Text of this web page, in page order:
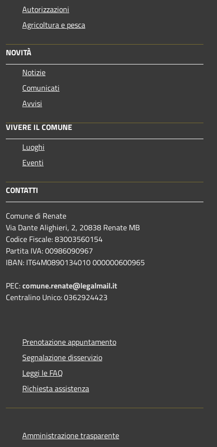
Autorizzazioni
Agricoltura e pesca
NOVITÀ
Notizie
Comunicati
Avvisi
VIVERE IL COMUNE
Luoghi
Eventi
CONTATTI
Comune di Renate
Via Dante Alighieri, 2, 20838 Renate MB
Codice Fiscale: 83003560154
Partita IVA: 00986090967
IBAN: IT64M0890134010 000000600965
PEC:comune.renate@legalmail.it
Centralino Unico: 0362924423
Prenotazione appuntamento
Segnalazione disservizio
Leggi le FAQ
Richiesta assistenza
Amministrazione trasparente